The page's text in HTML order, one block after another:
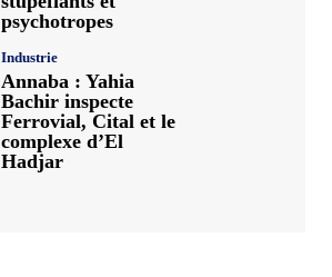
psychotropes
Industrie
Annaba : Yahia
Bachir inspecte
Ferrovial, Cital et le
complexe d’El
Hadjar